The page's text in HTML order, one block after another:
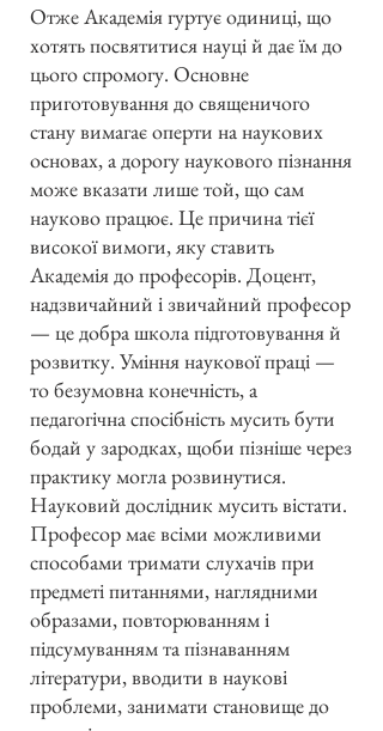
Отже Академія гуртує одиниці, що
хотять посвятитися науці й дає їм до
цього спромогу. Основне
приготовування до священичого
стану вимагає оперти на наукових
основах, а дорогу наукового пізнання
може вказати лише той, що сам
науково працює. Це причина тієї
високої вимоги, яку ставить
Академія до професорів. Доцент,
надзвичайний і звичайний професор
— це добра школа підготовування й
розвитку. Уміння наукової праці —
то безумовна конечність, а
педагогічна спосібність мусить бути
бодай у зародках, щоби пізніше через
практику могла розвинутися.
Науковий дослідник мусить вістати.
Професор має всіми можливими
способами тримати слухачів при
предметі питаннями, наглядними
образами, повторюванням і
підсумуванням та пізнаванням
літератури, вводити в наукові
проблеми, занимати становище до